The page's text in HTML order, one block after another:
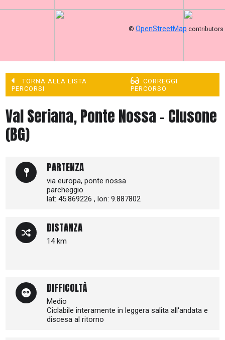
© OpenStreetMap contributors
TORNA ALLA LISTA
PERCORSI
CORREGGI
PERCORSO
Val Seriana, Ponte Nossa - Clusone
(BG)
PARTENZA
via europa, ponte nossa
parcheggio
lat: 45.869226 , lon: 9.887802
DISTANZA
14 km
DIFFICOLTÀ
Medio
Ciclabile interamente in leggera salita all'andata e
discesa al ritorno